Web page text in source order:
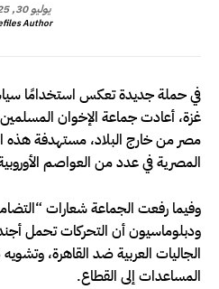
يوليو 30, 2025
Author
في حملة جديدة تعكس استخدامًا
غزة، أعادت جماعة الإخوان
مصر من خارج البلاد، مستهدفة هذه
المصرية في عدد من العواصم
وفيما رفعت الجماعة شعارات
ودبلوماسيون أن التحركات تحمل
الجاليات العربية ضد القاهرة،
المساعدات إلى القطاع.